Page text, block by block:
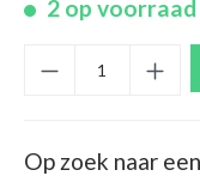
2 op voorraad
Op zoek naar